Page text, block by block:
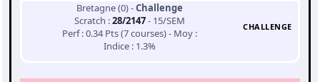
Bretagne (0) -Challenge
Scratch :28/2147- 15/SEM
Perf : 0.34 Pts (7 courses) - Moy :
Indice : 1.3%
CHALLENGE